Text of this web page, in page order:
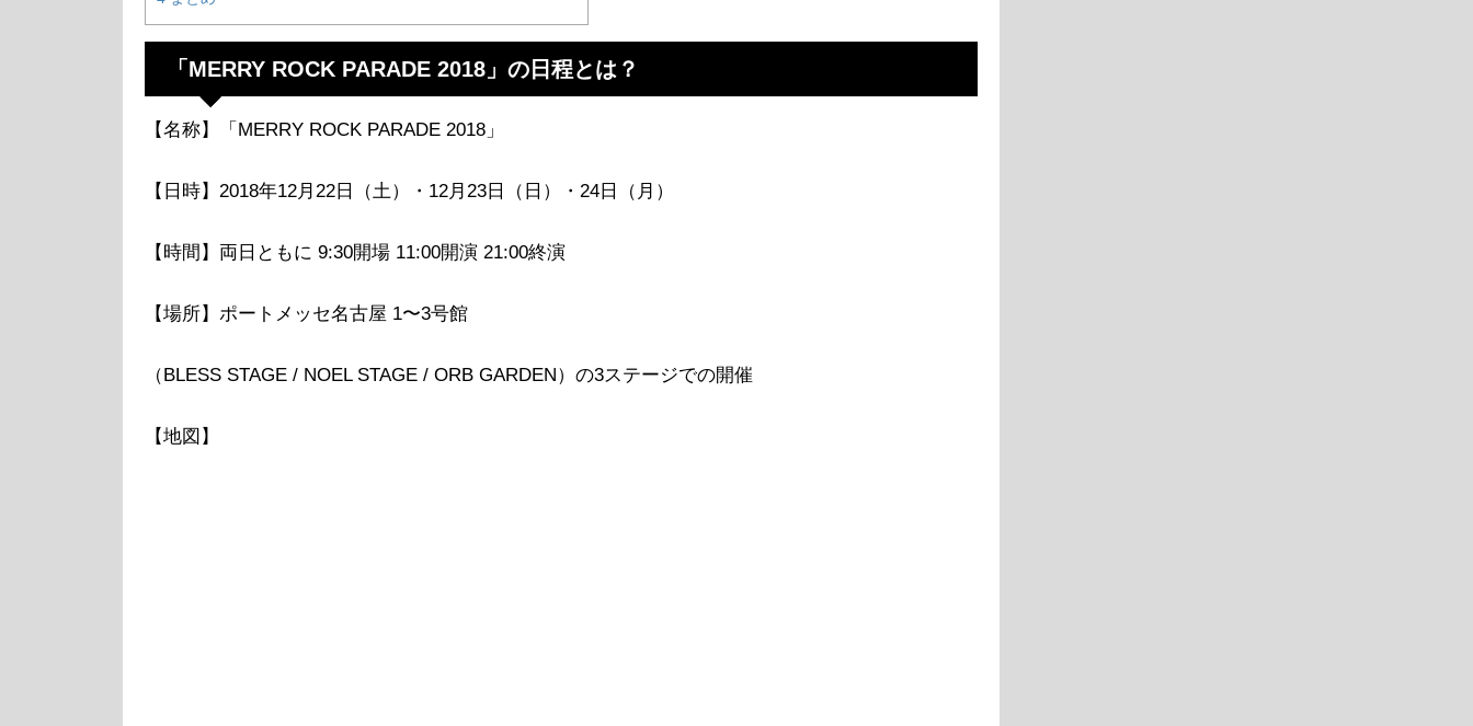
「MERRY ROCK PARADE 2018」の日程とは？
【名称】「MERRY ROCK PARADE 2018」
【日時】2018年12月22日（土）・12月23日（日）・24日（月）
【時間】両日ともに 9:30開場 11:00開演 21:00終演
【場所】ポートメッセ名古屋 1〜3号館
（BLESS STAGE / NOEL STAGE / ORB GARDEN）の3ステージでの開催
【地図】